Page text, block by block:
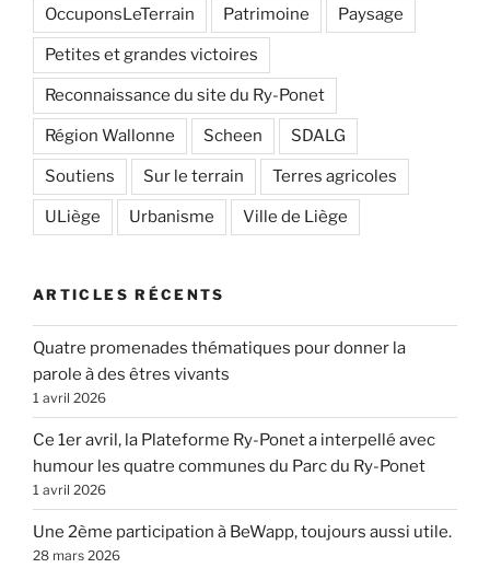
OccuponsLeTerrain Patrimoine Paysage
Petites et grandes victoires
Reconnaissance du site du Ry-Ponet
Région Wallonne Scheen SDALG
Soutiens Sur le terrain Terres agricoles
ULiège Urbanisme Ville de Liège
ARTICLES RÉCENTS
Quatre promenades thématiques pour donner la
parole à des êtres vivants
1 avril 2026
Ce 1er avril, la Plateforme Ry-Ponet a interpellé avec
humour les quatre communes du Parc du Ry-Ponet
1 avril 2026
Une 2ème participation à BeWapp, toujours aussi utile.
28 mars 2026